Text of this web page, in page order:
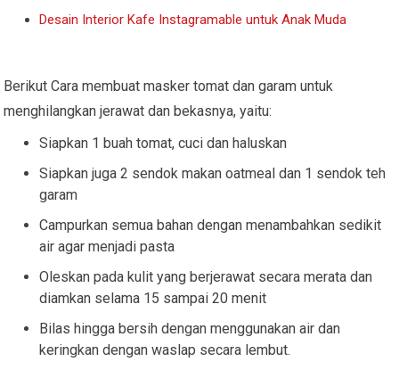
Desain Interior Kafe Instagramable untuk Anak Muda
Berikut Cara membuat masker tomat dan garam untuk
menghilangkan jerawat dan bekasnya, yaitu:
Siapkan 1 buah tomat, cuci dan haluskan
Siapkan juga 2 sendok makan oatmeal dan 1 sendok teh
garam
Campurkan semua bahan dengan menambahkan sedikit
air agar menjadi pasta
Oleskan pada kulit yang berjerawat secara merata dan
diamkan selama 15 sampai 20 menit
Bilas hingga bersih dengan menggunakan air dan
keringkan dengan waslap secara lembut.